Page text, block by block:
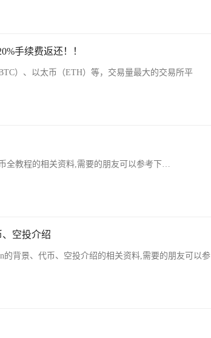
手续费返还！！
）、以太币（ETH）等，交易量最大的交易所平
全教程的相关资料,需要的朋友可以参考下…
、空投介绍
的背景、代币、空投介绍的相关资料,需要的朋友可以参